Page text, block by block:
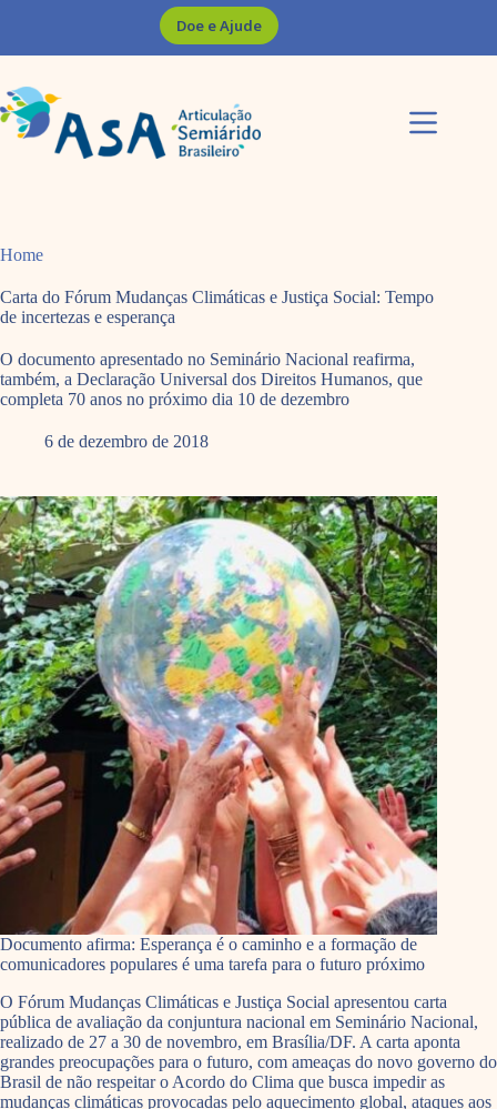
Doe e Ajude
Home
Carta do Fórum Mudanças Climáticas e Justiça Social: Tempo
de incertezas e esperança
O documento apresentado no Seminário Nacional reafirma,
também, a Declaração Universal dos Direitos Humanos, que
completa 70 anos no próximo dia 10 de dezembro
6 de dezembro de 2018
Documento afirma: Esperança é o caminho e a formação de
comunicadores populares é uma tarefa para o futuro próximo
O Fórum Mudanças Climáticas e Justiça Social apresentou carta
pública de avaliação da conjuntura nacional em Seminário Nacional,
realizado de 27 a 30 de novembro, em Brasília/DF. A carta aponta
grandes preocupações para o futuro, com ameaças do novo governo do
Brasil de não respeitar o Acordo do Clima que busca impedir as
mudanças climáticas provocadas pelo aquecimento global, ataques aos